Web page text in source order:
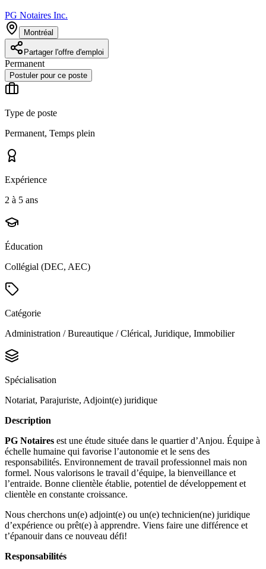
PG Notaires Inc.
Montréal
Partager l'offre d'emploi
Permanent
Postuler pour ce poste
Type de poste
Permanent, Temps plein
Expérience
2 à 5 ans
Éducation
Collégial (DEC, AEC)
Catégorie
Administration / Bureautique / Clérical, Juridique, Immobilier
Spécialisation
Notariat, Parajuriste, Adjoint(e) juridique
Description
PG Notaires est une étude située dans le quartier d’Anjou. Équipe à
échelle humaine qui favorise l’autonomie et le sens des
responsabilités. Environnement de travail professionnel mais non
formel. Nous valorisons le travail d’équipe, la bienveillance et
l’entraide. Bonne clientèle établie, potentiel de développement et
clientèle en constante croissance.
Nous cherchons un(e) adjoint(e) ou un(e) technicien(ne) juridique
d’expérience ou prêt(e) à apprendre. Viens faire une différence et
t’épanouir dans ce nouveau défi!
Responsabilités